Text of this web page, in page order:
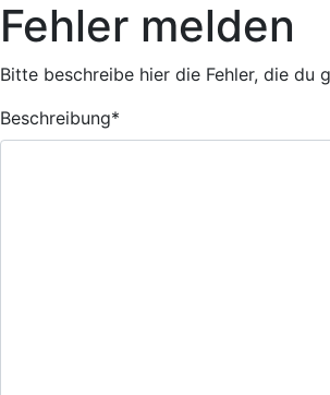
Fehler melden
Bitte beschreibe hier die Fehler, die du
Beschreibung*